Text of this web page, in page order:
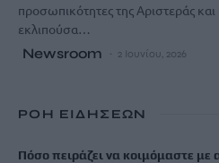
προσωπικότητες της Αριστεράς
εκλιπούσα…
Newsroom 2 Ιουνίου, 2026
ΡΟΗ ΕΙΔΗΣΕΩΝ
Πόσο πειράζει να κοιμόμαστε με